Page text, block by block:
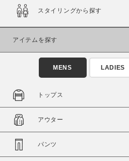
スタイリングから探す
アイテムを探す
MENS LADIES
トップス
アウター
パンツ